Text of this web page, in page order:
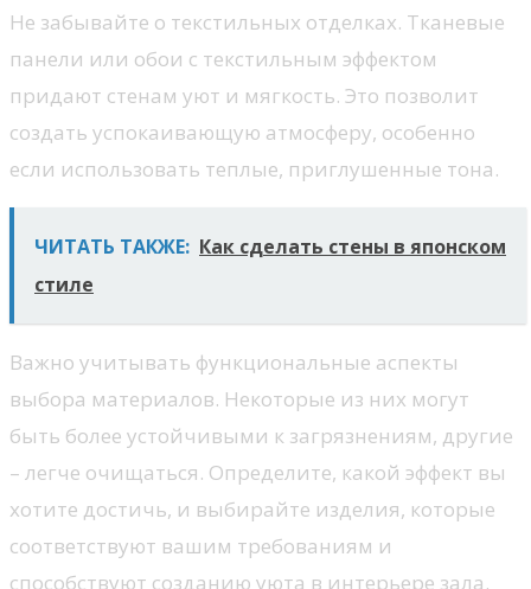
Не забывайте о текстильных отделках. Тканевые
панели или обои с текстильным эффектом
придают стенам уют и мягкость. Это позволит
создать успокаивающую атмосферу, особенно
если использовать теплые, приглушенные тона.
ЧИТАТЬ ТАКЖЕ: Как сделать стены в японском
стиле
Важно учитывать функциональные аспекты
выбора материалов. Некоторые из них могут
быть более устойчивыми к загрязнениям, другие
– легче очищаться. Определите, какой эффект вы
хотите достичь, и выбирайте изделия, которые
соответствуют вашим требованиям и
способствуют созданию уюта в интерьере зала.